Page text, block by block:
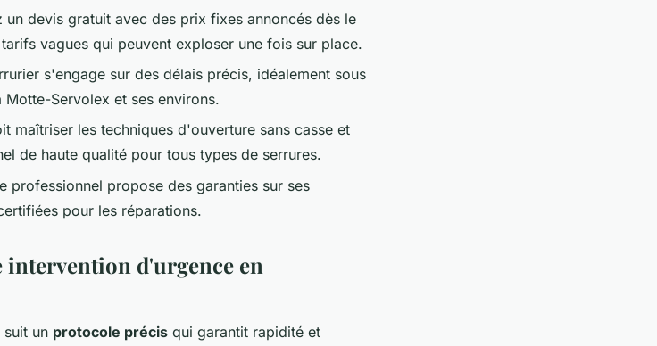
un devis gratuit avec des prix fixes annoncés dès le
vagues qui peuvent exploser une fois sur place.
s'engage sur des délais précis, idéalement sous
Servolex et ses environs.
maîtriser les techniques d'ouverture sans casse et
de haute qualité pour tous types de serrures.
professionnel propose des garanties sur ses
pour les réparations.
d'urgence en
un protocole précis qui garantit rapidité et